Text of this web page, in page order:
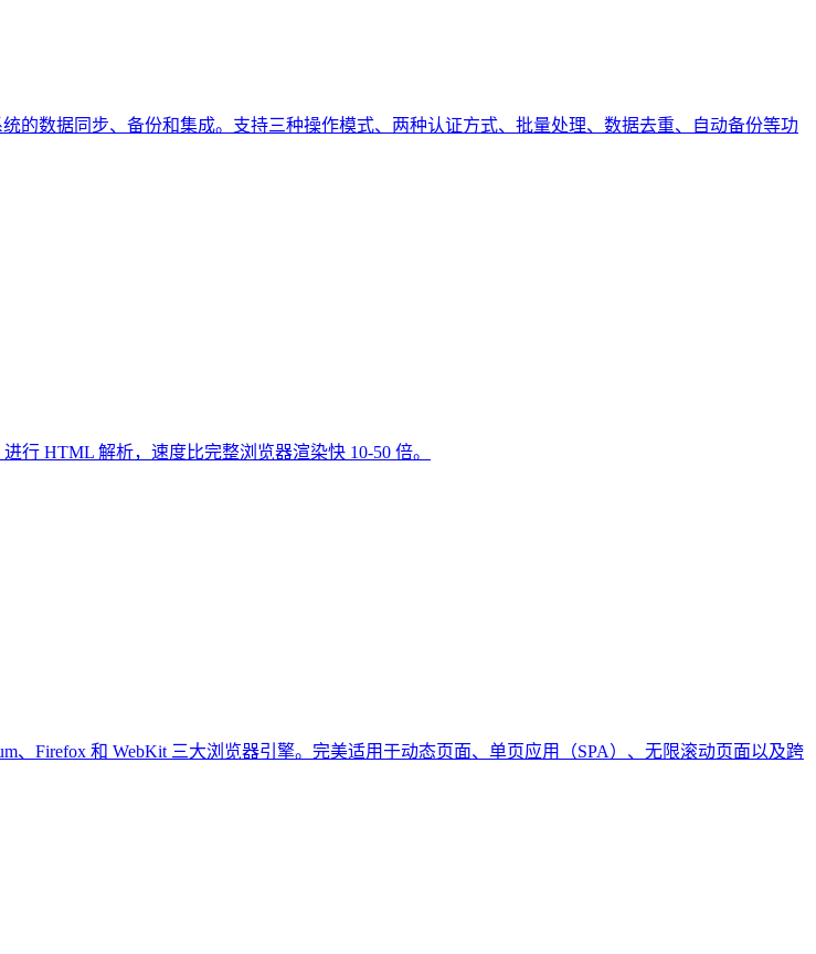
统的数据同步、备份和集成。支持三种操作模式、两种认证方式、批量处理、数据去重、自动备份等功
行 HTML 解析，速度比完整浏览器渲染快 10-50 倍。
、Firefox 和 WebKit 三大浏览器引擎。完美适用于动态页面、单页应用（SPA）、无限滚动页面以及跨